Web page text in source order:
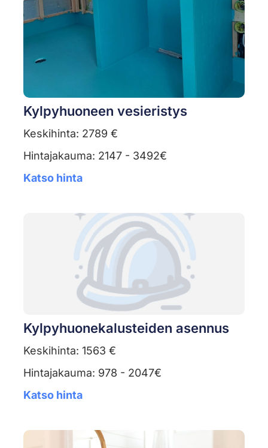
Kylpyhuoneen vesieristys
Keskihinta: 2789 €
Hintajakauma: 2147 - 3492€
Katso hinta
Kylpyhuonekalusteiden asennus
Keskihinta: 1563 €
Hintajakauma: 978 - 2047€
Katso hinta